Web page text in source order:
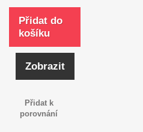
Přidat do
košíku
Zobrazit
Přidat k
porovnání